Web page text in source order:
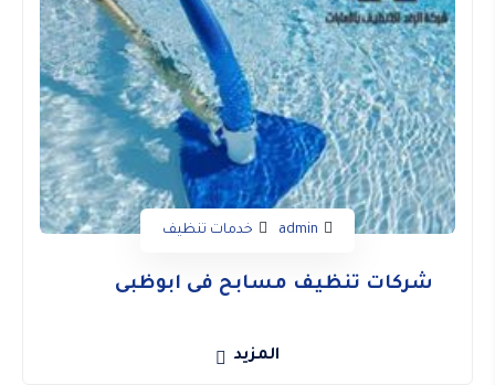
admin خدمات تنظيف
شركات تنظيف مسابح فى ابوظبى
المزيد